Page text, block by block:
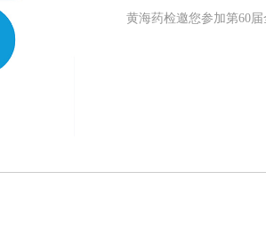
黄海药检邀您参加第60